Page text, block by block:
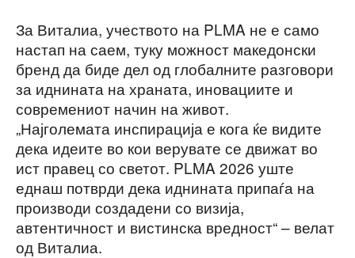
За Виталиа, учеството на PLMA не е само
настап на саем, туку можност македонски
бренд да биде дел од глобалните разговори
за иднината на храната, иновациите и
современиот начин на живот.
„Најголемата инспирација е кога ќе видите
дека идеите во кои верувате се движат во
ист правец со светот. PLMA 2026 уште
еднаш потврди дека иднината припаѓа на
производи создадени со визија,
автентичност и вистинска вредност“ – велат
од Виталиа.